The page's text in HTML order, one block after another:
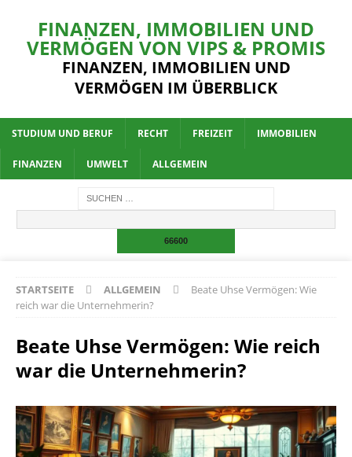
FINANZEN, IMMOBILIEN UND
VERMÖGEN VON VIPS & PROMIS
FINANZEN, IMMOBILIEN UND
VERMÖGEN IM ÜBERBLICK
STUDIUM UND BERUF RECHT FREIZEIT IMMOBILIEN
FINANZEN UMWELT ALLGEMEIN
STARTSEITE ALLGEMEIN
Beate Uhse Vermögen: Wie
reich war die Unternehmerin?
Beate Uhse Vermögen: Wie reich
war die Unternehmerin?